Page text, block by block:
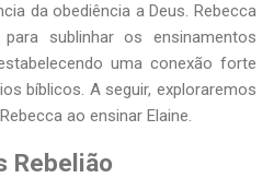
da obediência a Deus. Rebecca
sublinhar os ensinamentos
uma conexão forte
bíblicos. A seguir, exploraremos
ao ensinar Elaine.
Rebelião